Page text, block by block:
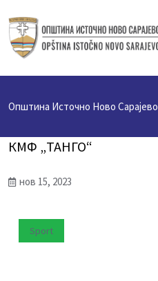
Општина Источно Ново Сарајево
КМФ „ТАНГО“
нов 15, 2023
Sport